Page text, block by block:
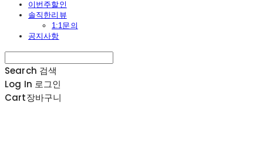
이번주할인
솔직한리뷰
1:1문의
공지사항
Search 검색
Log In 로그인
Cart장바구니